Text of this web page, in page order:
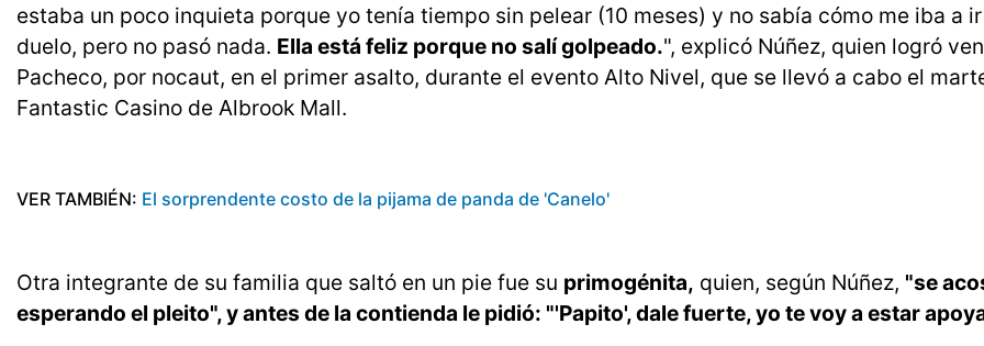
estaba un poco inquieta porque yo tenía tiempo sin pelear (10 meses) y no sabía cómo me iba a ir
duelo, pero no pasó nada. Ella está feliz porque no salí golpeado.", explicó Núñez, quien logró
Pacheco, por nocaut, en el primer asalto, durante el evento Alto Nivel, que se llevó a cabo el
Fantastic Casino de Albrook Mall.
VER TAMBIÉN: El sorprendente costo de la pijama de panda de 'Canelo'
Otra integrante de su familia que saltó en un pie fue su primogénita, quien, según Núñez, "se
esperando el pleito", y antes de la contienda le pidió: "'Papito', dale fuerte, yo te voy a estar